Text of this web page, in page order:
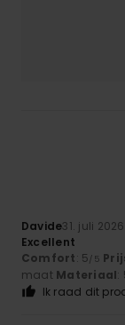
Davide31. juli 2026
Excellent
Comfort: 5/5
maat Materiaal:
Ik raad dit